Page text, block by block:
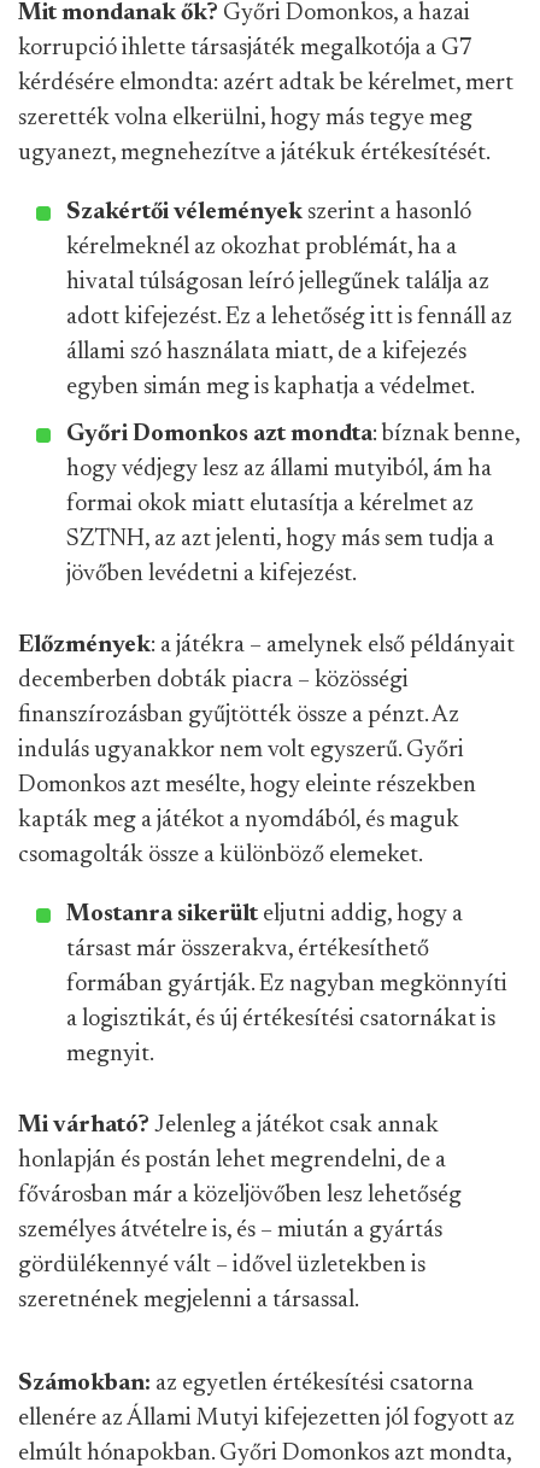
Mit mondanak ők? Győri Domonkos, a hazai
korrupció ihlette társasjáték megalkotója a G7
kérdésére elmondta: azért adtak be kérelmet, mert
szerették volna elkerülni, hogy más tegye meg
ugyanezt, megnehezítve a játékuk értékesítését.
Szakértői vélemények szerint a hasonló
kérelmeknél az okozhat problémát, ha a
hivatal túlságosan leíró jellegűnek találja az
adott kifejezést. Ez a lehetőség itt is fennáll az
állami szó használata miatt, de a kifejezés
egyben simán meg is kaphatja a védelmet.
Győri Domonkos azt mondta: bíznak benne,
hogy védjegy lesz az állami mutyiból, ám ha
formai okok miatt elutasítja a kérelmet az
SZTNH, az azt jelenti, hogy más sem tudja a
jövőben levédetni a kifejezést.
Előzmények: a játékra – amelynek első példányait
decemberben dobták piacra – közösségi
finanszírozásban gyűjtötték össze a pénzt. Az
indulás ugyanakkor nem volt egyszerű. Győri
Domonkos azt mesélte, hogy eleinte részekben
kapták meg a játékot a nyomdából, és maguk
csomagolták össze a különböző elemeket.
Mostanra sikerült eljutni addig, hogy a
társast már összerakva, értékesíthető
formában gyártják. Ez nagyban megkönnyíti
a logisztikát, és új értékesítési csatornákat is
megnyit.
Mi várható? Jelenleg a játékot csak annak
honlapján és postán lehet megrendelni, de a
fővárosban már a közeljövőben lesz lehetőség
személyes átvételre is, és – miután a gyártás
gördülékennyé vált – idővel üzletekben is
szeretnének megjelenni a társassal.
Számokban: az egyetlen értékesítési csatorna
ellenére az Állami Mutyi kifejezetten jól fogyott az
elmúlt hónapokban. Győri Domonkos azt mondta,